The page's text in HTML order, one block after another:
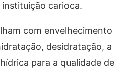
carioca.
com envelhecimento
desidratação, a
para a qualidade de